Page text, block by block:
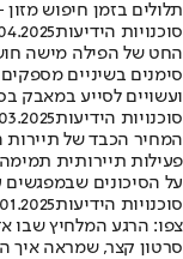
תלולים בזמן חיפוש מזון - 94 אחוז מהם מצליחים
סוכנויות הידיעות
החט של הפילה מישה
סימנים בשיניים
ועשויים לסייע במאבק
סוכנויות הידיעות
המחיר הכבד של תיירות
פעילות תיירותית
על הסיכונים שבמפגשים
סוכנויות הידיעות
צפו: הרגע המלחיץ שבו
סרטון קצר, שמראה איך